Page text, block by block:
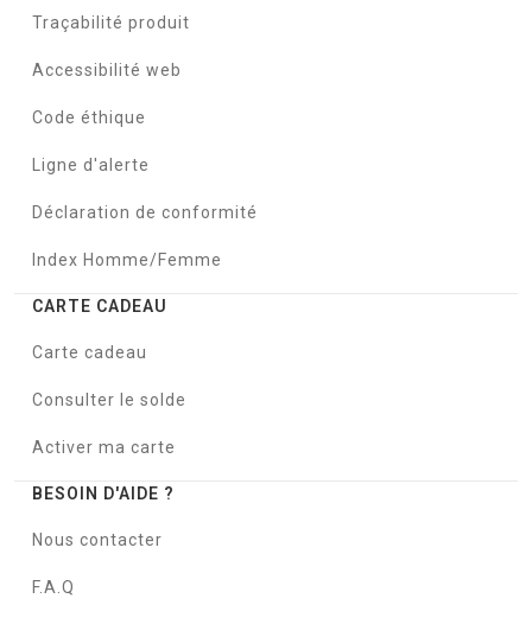
Traçabilité produit
Accessibilité web
Code éthique
Ligne d'alerte
Déclaration de conformité
Index Homme/Femme
CARTE CADEAU
Carte cadeau
Consulter le solde
Activer ma carte
BESOIN D'AIDE ?
Nous contacter
F.A.Q